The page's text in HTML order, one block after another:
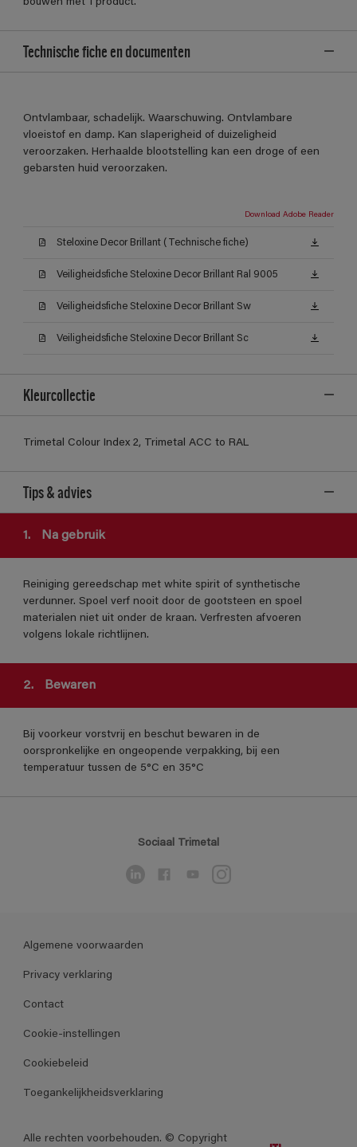
Technische fiche en documenten
Ontvlambaar, schadelijk. Waarschuwing. Ontvlambare
vloeistof en damp. Kan slaperigheid of duizeligheid
veroorzaken. Herhaalde blootstelling kan een droge of een
gebarsten huid veroorzaken.
Download Adobe Reader
Steloxine Decor Brillant (Technische fiche)
Veiligheidsfiche Steloxine Decor Brillant Ral 9005
Veiligheidsfiche Steloxine Decor Brillant Sw
Veiligheidsfiche Steloxine Decor Brillant Sc
Kleurcollectie
Trimetal Colour Index 2, Trimetal ACC to RAL
Tips & advies
1. Na gebruik
Reiniging gereedschap met white spirit of synthetische
verdunner. Spoel verf nooit door de gootsteen en spoel
materialen niet uit onder de kraan. Verfresten afvoeren
volgens lokale richtlijnen.
2. Bewaren
Bij voorkeur vorstvrij en beschut bewaren in de
oorspronkelijke en ongeopende verpakking, bij een
temperatuur tussen de 5°C en 35°C
Sociaal Trimetal
Algemene voorwaarden
Privacy verklaring
Contact
Cookie-instellingen
Cookiebeleid
Toegankelijkheidsverklaring
Alle rechten voorbehouden. © Copyright